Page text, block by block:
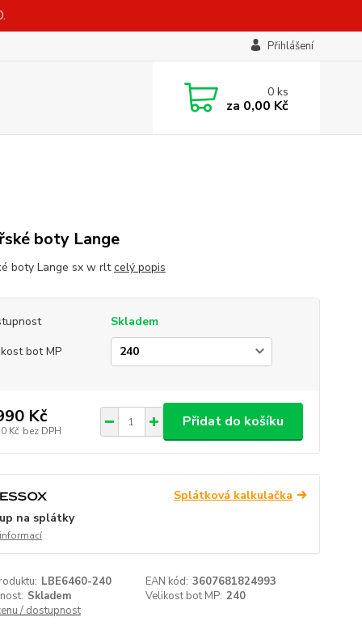
Přihlášení
0ks
za 0,00 Kč
boty Lange
boty Lange sx w rltcelý popis
Skladem
bot MP
Kč
Kč bez DPH
Přidat do košíku
Splátková kalkulačka
na splátky
LBE6460-240 EAN kód: 3607681824993
Skladem Velikost bot MP: 240
/ dostupnost